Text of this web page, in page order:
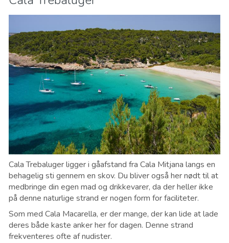
Cala Trebaluger ligger i gåafstand fra Cala Mitjana langs en
behagelig sti gennem en skov. Du bliver også her nødt til at
medbringe din egen mad og drikkevarer, da der heller ikke
på denne naturlige strand er nogen form for faciliteter.
Som med Cala Macarella, er der mange, der kan lide at lade
deres både kaste anker her for dagen. Denne strand
frekventeres ofte af nudister.